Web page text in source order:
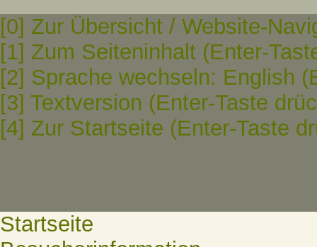
[0] Zur Übersicht / Website-
[1] Zum Seiteninhalt (Enter-
[2] Sprache wechseln: English
[3] Textversion (Enter-Taste
[4] Zur Startseite (Enter-Taste
Startseite